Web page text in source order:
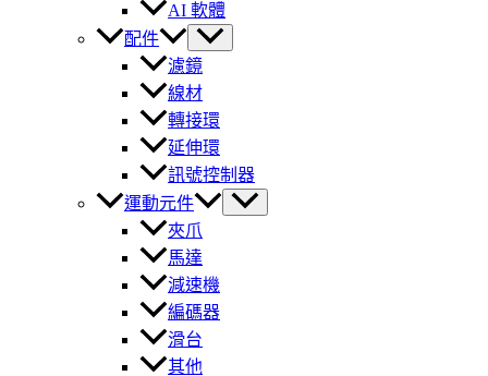
AI 軟體
配件
濾鏡
線材
轉接環
延伸環
訊號控制器
運動元件
夾爪
馬達
減速機
編碼器
滑台
其他